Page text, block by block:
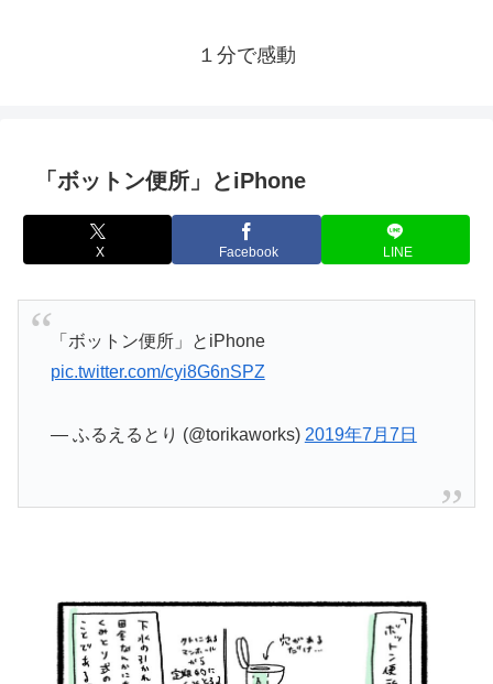
１分で感動
「ボットン便所」とiPhone
X Facebook LINE
「ボットン便所」とiPhone
pic.twitter.com/cyi8G6nSPZ
— ふるえるとり (@torikaworks) 2019年7月7日